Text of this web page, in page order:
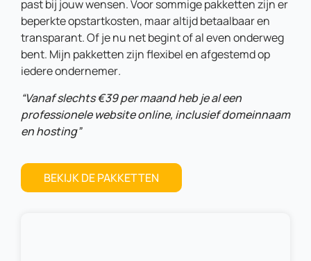
past bij jouw wensen. Voor sommige pakketten zijn er
beperkte opstartkosten, maar altijd betaalbaar en
transparant. Of je nu net begint of al even onderweg
bent. Mijn pakketten zijn flexibel en afgestemd op
iedere ondernemer.
“Vanaf slechts €39 per maand heb je al een
professionele website online, inclusief domeinnaam
en hosting”
BEKIJK DE PAKKETTEN